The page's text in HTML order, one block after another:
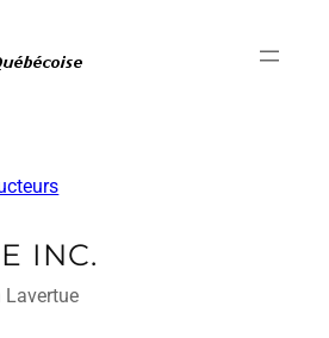
INC.
Lavertue